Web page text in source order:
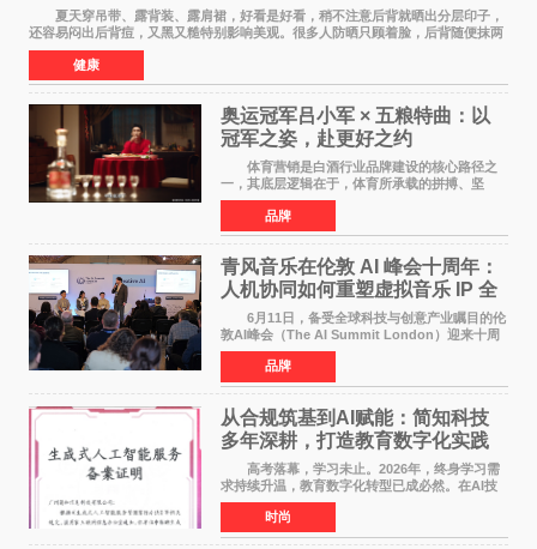
夏天穿吊带、露背装、露肩裙，好看是好看，稍不注意后背就晒出分层印子，
还容易闷出后背痘，又黑又糙特别影响美观。很多人防晒只顾着脸，后背随便抹两
下甚至完全不涂，结果晒黑后好几个月都白
健康
奥运冠军吕小军 × 五粮特曲：以
冠军之姿，赴更好之约
体育营销是白酒行业品牌建设的核心路径之
一，其底层逻辑在于，体育所承载的拼搏、坚
守、超越等正向精神，能为白酒品牌注入人格化
的精神内核，同时体育受众与白酒主流消费群体
高度重合，可有效
品牌
青风音乐在伦敦 AI 峰会十周年：
人机协同如何重塑虚拟音乐 IP 全
球化路径？
6月11日，备受全球科技与创意产业瞩目的伦
敦AI峰会（The AI Summit London）迎来十周
年盛典。这场横跨科技、文娱、资本的国际盛
会，持续定义着 AI 产业落地的前沿风向。 当
行业普遍陷
品牌
从合规筑基到AI赋能：简知科技
多年深耕，打造教育数字化实践
范本
高考落幕，学习未止。2026年，终身学习需
求持续升温，教育数字化转型已成必然。在AI技
术已经全面融入教育领域的形式下，传统在线教
育统一教学之弊、AI内容监管之难、数据安全之
忧，亦随之凸显
时尚